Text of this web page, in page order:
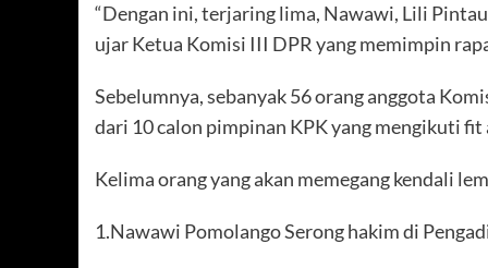
“Dengan ini, terjaring lima, Nawawi, Lili
ujar Ketua Komisi III DPR yang memimpin
Sebelumnya, sebanyak 56 orang anggota
dari 10 calon pimpinan KPK yang mengikuti
Kelima orang yang akan memegang kendali
1.Nawawi Pomolango Serong hakim di